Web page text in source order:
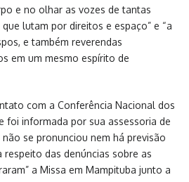
e no olhar as vozes de tantas
lutam por direitos e espaço” e “a
e também reverendas
em um mesmo espírito de
com a Conferência Nacional dos
foi informada por sua assessoria de
se pronunciou nem há previsão
das denúncias sobre as
a Missa em Mampituba junto a